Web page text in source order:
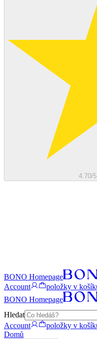
4.70/
BONO Homepage
Account
položky v
BONO Homepage
Hledat
Account
položky v
Domů